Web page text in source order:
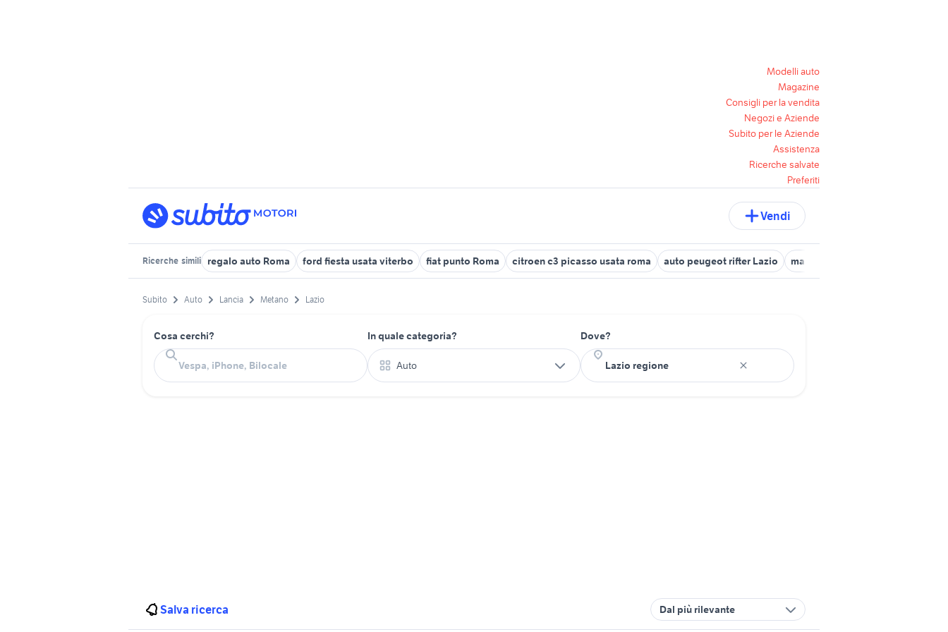
Modelli auto
Magazine
Consigli per la vendita
Negozi e Aziende
Subito per le Aziende
Assistenza
Ricerche salvate
Preferiti
Vendi
Ricerche simili regalo auto Roma ford fiesta usata viterbo fiat punto Roma citroen c3 picasso usata roma auto peugeot rifter Lazio marco auto Roma provincia
Subito Auto Lancia Metano Lazio
Cosa cerchi? In quale categoria?
Auto
Dove?
Salva ricerca Dal più rilevante